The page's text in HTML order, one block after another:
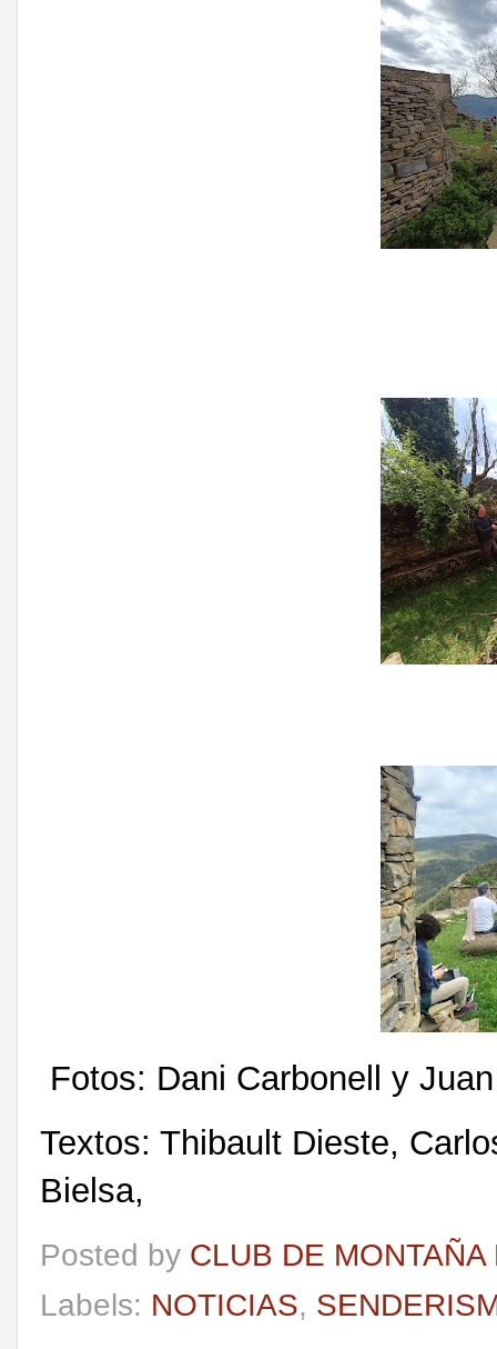
Fotos: Dani Carbonell y
Textos: Thibault Dieste,
Bielsa,
Posted by CLUB DE MONTAÑA
Labels: NOTICIAS,